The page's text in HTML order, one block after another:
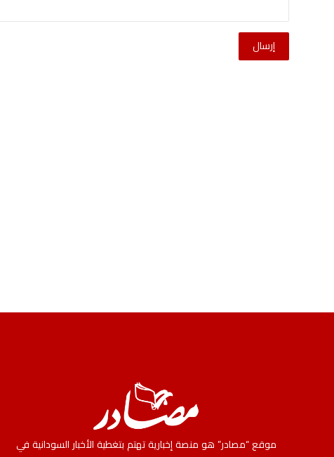
إرسال
موقع “مصادر” هو منصة إخبارية تهتم بتغطية الأخبار السودانية في